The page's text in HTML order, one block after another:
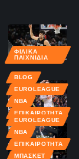
ΦΙΛΙΚΆ
ΠΑΙΧΝΊΔΙΑ
BLOG
EUROLEAGUE
NBA
ΕΠΙΚΑΙΡΌΤΗΤΑ
EUROLEAGUE
NBA
ΕΠΙΚΑΙΡΌΤΗΤΑ
ΜΠΆΣΚΕΤ